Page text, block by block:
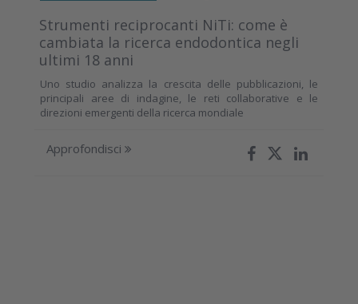
Strumenti reciprocanti NiTi: come è
cambiata la ricerca endodontica negli
ultimi 18 anni
Uno studio analizza la crescita delle pubblicazioni, le
principali aree di indagine, le reti collaborative e le
direzioni emergenti della ricerca mondiale
Approfondisci